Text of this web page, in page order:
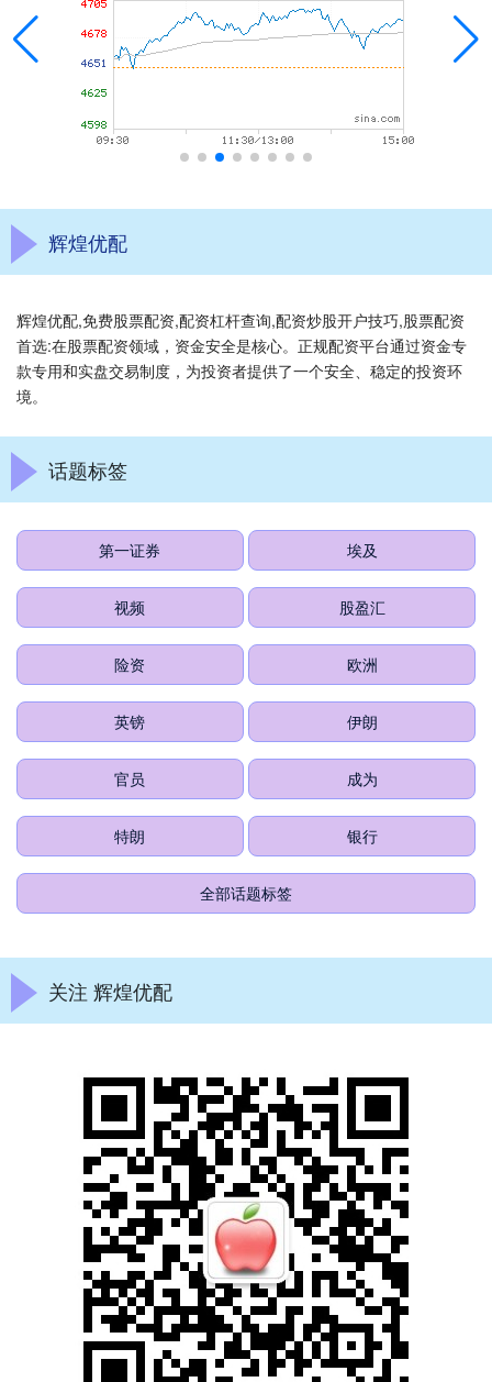
辉煌优配
辉煌优配,免费股票配资,配资杠杆查询,配资炒股开户技巧,股票配资
首选:在股票配资领域，资金安全是核心。正规配资平台通过资金专
款专用和实盘交易制度，为投资者提供了一个安全、稳定的投资环
境。
话题标签
第一证券 埃及
视频 股盈汇
险资 欧洲
英镑 伊朗
官员 成为
特朗 银行
全部话题标签
关注 辉煌优配